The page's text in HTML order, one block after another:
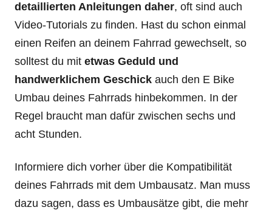
detaillierten Anleitungen daher, oft sind auch
Video-Tutorials zu finden. Hast du schon einmal
einen Reifen an deinem Fahrrad gewechselt, so
solltest du mit etwas Geduld und
handwerklichem Geschick auch den E Bike
Umbau deines Fahrrads hinbekommen. In der
Regel braucht man dafür zwischen sechs und
acht Stunden.
Informiere dich vorher über die Kompatibilität
deines Fahrrads mit dem Umbausatz. Man muss
dazu sagen, dass es Umbausätze gibt, die mehr